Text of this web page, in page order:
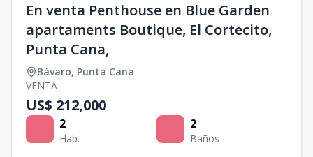
En venta Penthouse en Blue Garden
apartaments Boutique, El Cortecito,
Punta Cana,
Bávaro, Punta Cana
VENTA
US$ 212,000
2
Hab.
2
Baños